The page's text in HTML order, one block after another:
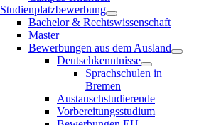
Studienplatzbewerbung
Bachelor & Rechtswissenschaft
Master
Bewerbungen aus dem Ausland
Deutschkenntnisse
Sprachschulen in
Bremen
Austauschstudierende
Vorbereitungsstudium